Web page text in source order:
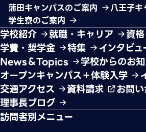
蒲田キャンパスのご案内
八王子キ
学生寮のご案内
学校紹介 就職・キャリア 資格
学費・奨学金
特集
インタビュ
News＆Topics
学校からのお
オープンキャンパス＋体験入学
交通アクセス
資料請求
お問
理事長ブログ
訪問者別メニュー